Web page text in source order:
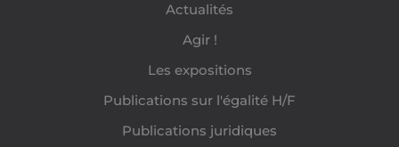
Actualités
Agir !
Les expositions
Publications sur l'égalité H/F
Publications juridiques